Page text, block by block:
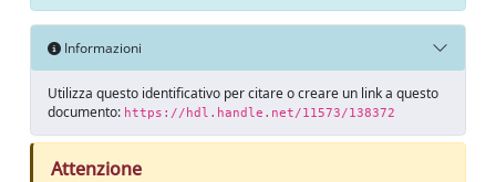
Informazioni
Utilizza questo identificativo per citare o creare un link a questo
documento: https://hdl.handle.net/11573/138372
Attenzione